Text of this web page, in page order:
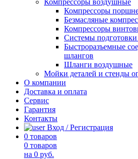
Компрессоры воздушные
Компрессоры
Безмасляные
Компрессоры
Системы подготовки
Быстроразъемные
шлангов
Шланги воздушные
Мойки деталей и стенды
О компании
Доставка и оплата
Сервис
Гарантия
Контакты
Вход / Регистрация
0 товаров
0 товаров
на 0 руб.